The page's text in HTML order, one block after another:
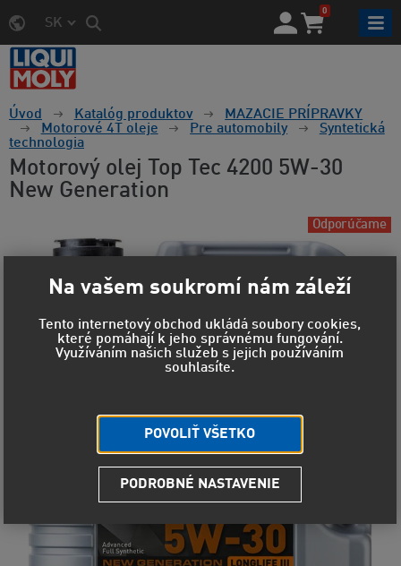
SK
0
Úvod Katalóg produktov
MAZACIE PRÍPRAVKY
Motorové 4T oleje
Pre automobily
Syntetická
technologia
Motorový olej Top Tec 4200 5W-30
New Generation
Odporúčame
Na vašem soukromí nám záleží
Tento internetový obchod ukládá soubory cookies,
které pomáhají k jeho správnému fungování.
Využíváním našich služeb s jejich používáním
souhlasíte.
POVOLIŤ VŠETKO
PODROBNÉ NASTAVENIE